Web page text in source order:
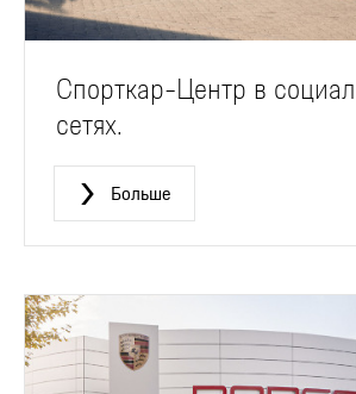
Спорткар-Центр в
сетях.
Больше